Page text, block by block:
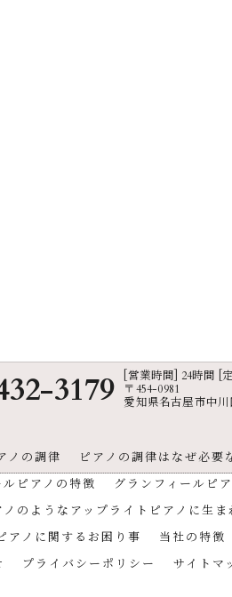
3179
[営業時間] 24時間 [
〒454-0981
愛知県名古屋市中川
ノの調律 ピアノの調律はなぜ必要
ピアノの特徴
グランフィールピ
ノのようなアップライトピアノに生
アノに関するお困り事 当社の特徴
プライバシーポリシー サイトマ